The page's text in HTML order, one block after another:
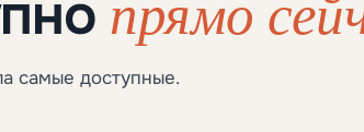
самые доступные.